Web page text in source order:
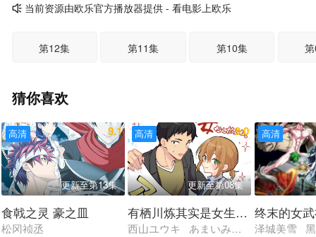
当前资源由欧乐官方播放器提供 - 看电影上欧乐
第12集 第11集 第10集
猜你喜欢
高清 9.1
更新至第13集
食戟之灵 豪之皿
松冈祯丞
高清 9.0
更新至第08集
有栖川炼其实是女生对吧
西山ユウキ あまいみるく 夏樹柑菜
高清
终末的女
泽城美雪